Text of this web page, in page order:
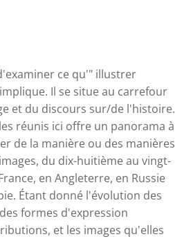
ce qu'" illustrer
Il se situe au carrefour
et du discours sur/de l'histoire.
réunis ici offre un panorama à
de la manière ou des manières
du dix-huitième au vingt-
en Angleterre, en Russie
Étant donné l'évolution des
formes d'expression
et les images qu'elles